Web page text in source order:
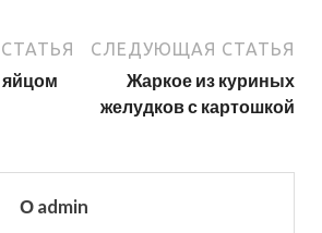
яйцом
СЛЕДУЮЩАЯ СТАТЬЯ
Жаркое из куриных
желудков с картошкой
О admin